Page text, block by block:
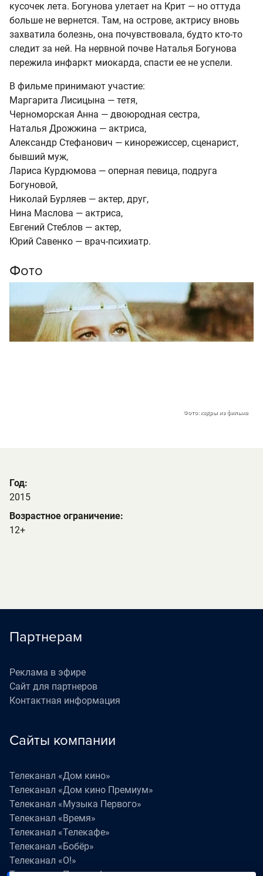
кусочек лета. Богунова улетает на Крит — но оттуда
больше не вернется. Там, на острове, актрису вновь
захватила болезнь, она почувствовала, будто кто-то
следит за ней. На нервной почве Наталья Богунова
пережила инфаркт миокарда, спасти ее не успели.
В фильме принимают участие:
Маргарита Лисицына — тетя,
Черноморская Анна — двоюродная сестра,
Наталья Дрожжина — актриса,
Александр Стефанович — кинорежиссер, сценарист,
бывший муж,
Лариса Курдюмова — оперная певица, подруга
Богуновой,
Николай Бурляев — актер, друг,
Нина Маслова — актриса,
Евгений Стеблов — актер,
Юрий Савенко — врач-психиатр.
Фото
Фото: кадры из фильма
Год:
2015
Возрастное ограничение:
12+
Партнерам
Реклама в эфире
Сайт для партнеров
Контактная информация
Сайты компании
Телеканал «Дом кино»
Телеканал «Дом кино Премиум»
Телеканал «Музыка Первого»
Телеканал «Время»
Телеканал «Телекафе»
Телеканал «Бобёр»
Телеканал «О!»